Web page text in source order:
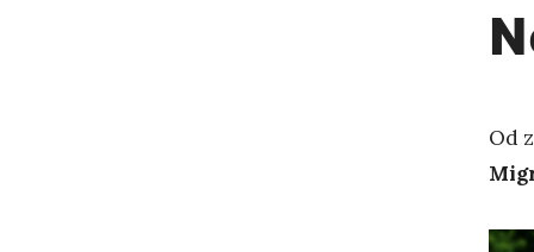
Od